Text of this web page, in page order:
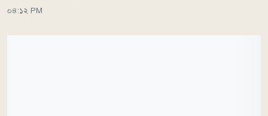
০৪:১২ PM